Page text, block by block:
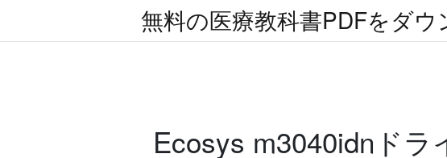
無料の医療教科書PDFをダウ
Ecosys m3040idnド